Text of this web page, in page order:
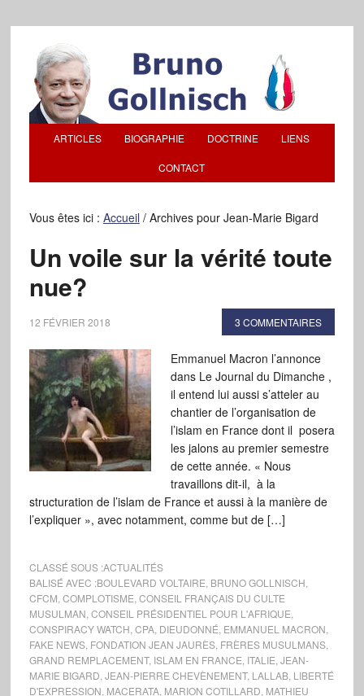
ARTICLES BIOGRAPHIE DOCTRINE LIENS
CONTACT
Vous êtes ici : Accueil /Archives pour Jean-Marie Bigard
Un voile sur la vérité toute
nue?
12 FÉVRIER 2018 3 COMMENTAIRES
Emmanuel Macron l’annonce
dans Le Journal du Dimanche ,
il entend lui aussi s’atteler au
chantier de l’organisation de
l’islam en France dont il posera
les jalons au premier semestre
de cette année. « Nous
travaillons dit-il, à la
structuration de l’islam de France et aussi à la manière de
l’expliquer », avec notamment, comme but de […]
CLASSÉ SOUS :ACTUALITÉS
BALISÉ AVEC :BOULEVARD VOLTAIRE BRUNO GOLLNISCH
CFCM COMPLOTISME CONSEIL FRANÇAIS DU CULTE
MUSULMAN CONSEIL PRÉSIDENTIEL POUR L'AFRIQUE
CONSPIRACY WATCH CPA, DIEUDONNÉ EMMANUEL MACRON
FAKE NEWS, FONDATION JEAN JAURÈS, FRÈRES MUSULMANS,
GRAND REMPLACEMENT, ISLAM EN FRANCE ITALIE JEAN-
MARIE BIGARD JEAN-PIERRE CHEVÈNEMENT, LALLAB, LIBERTÉ
D'EXPRESSION MACERATA, MARION COTILLARD MATHIEU